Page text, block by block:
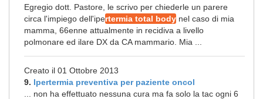
Egregio dott. Pastore, le scrivo per chiederle un parere
circa l'impiego dell'ipertermia total body nel caso di mia
mamma, 66enne attualmente in recidiva a livello
polmonare ed ilare DX da CA mammario. Mia ...
Creato il 01 Ottobre 2013
9. Ipertermia preventiva per paziente oncol
... non ha effettuato nessuna cura ma fa solo la tac ogni 6